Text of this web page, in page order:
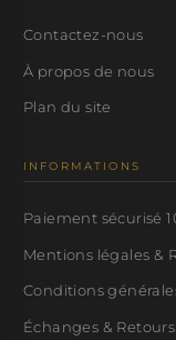
Contactez-nous
À propos de nous
Plan du site
INFORMATIONS
Paiement sécurisé
Mentions légales &
Conditions
Échanges & Retours